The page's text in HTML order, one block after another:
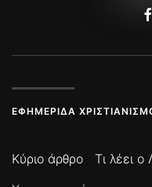
ΕΦΗΜΕΡΊΔΑ
Κύριο άρθρο Τι λέει